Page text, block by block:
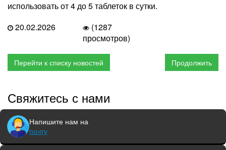
использовать от 4 до 5 таблеток в сутки.
20.02.2026
(1287
просмотров)
Перейти к списку новостей Продолжить
Свяжитесь с нами
Напишите нам на
почту